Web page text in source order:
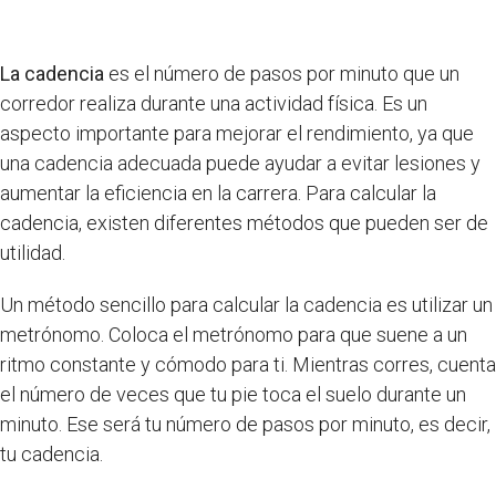
La cadencia es el número de pasos por minuto que un
corredor realiza durante una actividad física. Es un
aspecto importante para mejorar el rendimiento, ya que
una cadencia adecuada puede ayudar a evitar lesiones y
aumentar la eficiencia en la carrera. Para calcular la
cadencia, existen diferentes métodos que pueden ser de
utilidad.
Un método sencillo para calcular la cadencia es utilizar un
metrónomo. Coloca el metrónomo para que suene a un
ritmo constante y cómodo para ti. Mientras corres, cuenta
el número de veces que tu pie toca el suelo durante un
minuto. Ese será tu número de pasos por minuto, es decir,
tu cadencia.